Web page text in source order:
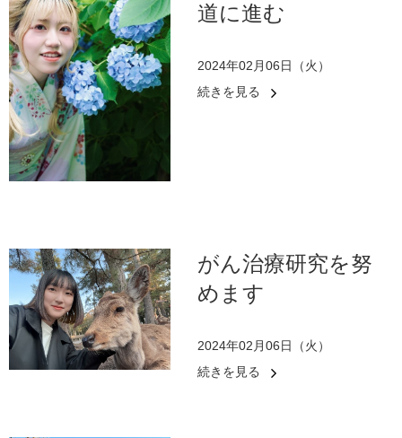
道に進む
2024年02月06日（火）
続きを見る
がん治療研究を努
めます
2024年02月06日（火）
続きを見る